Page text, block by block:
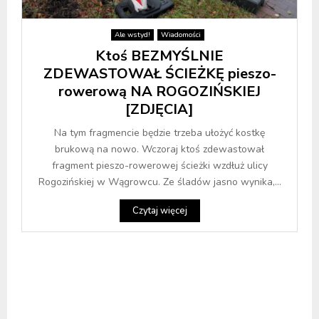
Ale wstyd! Wiadomości
Ktoś BEZMYŚLNIE
ZDEWASTOWAŁ ŚCIEŻKĘ pieszo-
rowerową NA ROGOZIŃSKIEJ
[ZDJĘCIA]
Na tym fragmencie będzie trzeba ułożyć kostkę
brukową na nowo. Wczoraj ktoś zdewastował
fragment pieszo-rowerowej ścieżki wzdłuż ulicy
Rogozińskiej w Wągrowcu. Ze śladów jasno wynika,...
Czytaj więcej